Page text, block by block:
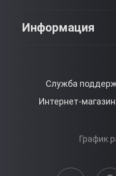
Как это
Вопросы
Информация
Служба
Интернет-
График